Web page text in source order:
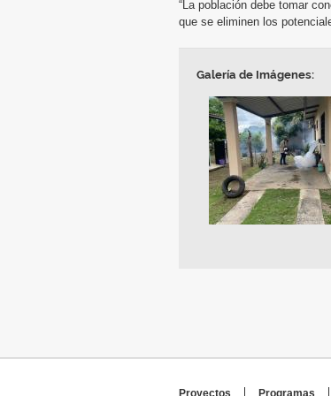
“La población debe tomar
que se eliminen los
Galería de Imágenes:
Proyectos Programas